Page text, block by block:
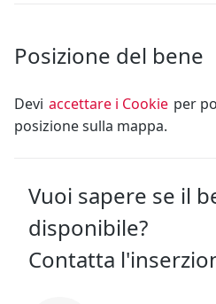
Posizione del bene
Devi accettare i Cookie per
posizione sulla mappa.
Vuoi sapere se il
disponibile?
Contatta